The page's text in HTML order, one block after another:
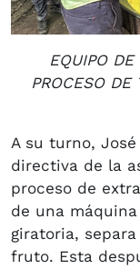
EQUIPO DE
PROCESO DE
A su turno,
directiva de la
proceso de
de una
giratoria,
fruto. Esta